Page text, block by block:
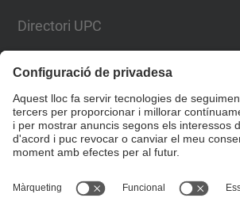
Directori UPC
© UPCEscola Tècnica Superior d'Enginyers de